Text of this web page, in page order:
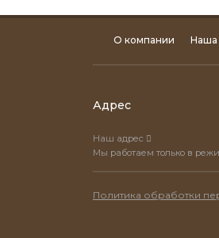
О компании Наша
Адрес
Наш адрес
Мы работаем только в
Политика обработки